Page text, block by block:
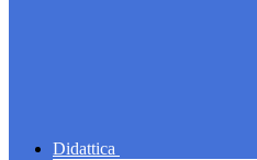
Didattica